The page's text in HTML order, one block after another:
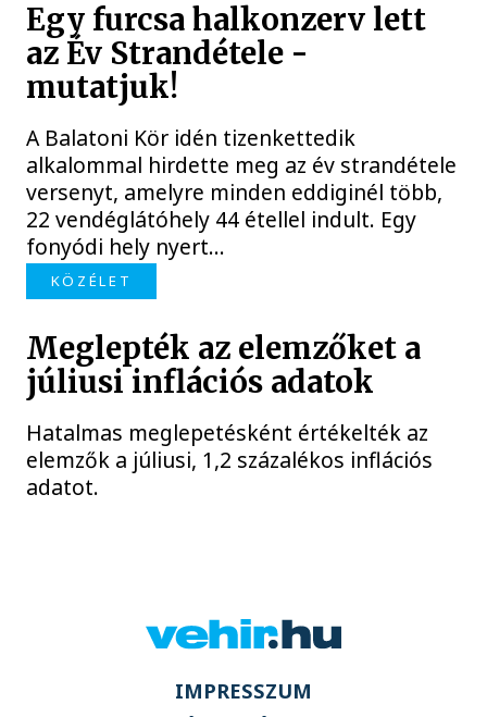
Egy furcsa halkonzerv lett
az Év Strandétele -
mutatjuk!
A Balatoni Kör idén tizenkettedik
alkalommal hirdette meg az év strandétele
versenyt, amelyre minden eddiginél több,
22 vendéglátóhely 44 étellel indult. Egy
fonyódi hely nyert...
KÖZÉLET
Meglepték az elemzőket a
júliusi inflációs adatok
Hatalmas meglepetésként értékelték az
elemzők a júliusi, 1,2 százalékos inflációs
adatot.
IMPRESSZUM